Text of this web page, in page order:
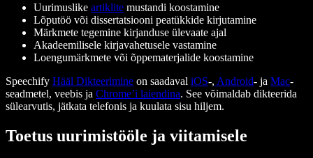
Uurimuslike artiklite mustandi koostamine
Lõputöö või dissertatsiooni peatükkide kirjutamine
Märkmete tegemine kirjanduse ülevaate ajal
Akadeemilisele kirjavahetusele vastamine
Loengumärkmete või õppematerjalide koostamine
Speechify Hääl Dikteerimine on saadaval iOS-, Android- ja Mac-
seadmetel, veebis ja Chrome’i laiendina. See võimaldab dikteerida
sülearvutis, jätkata telefonis ja kuulata sisu hiljem.
Toetus uurimistööle ja viitamisele